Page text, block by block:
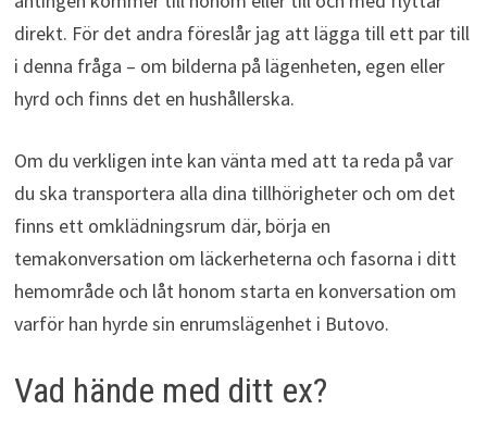
direkt. För det andra föreslår jag att lägga till ett par till
i denna fråga – om bilderna på lägenheten, egen eller
hyrd och finns det en hushållerska.
Om du verkligen inte kan vänta med att ta reda på var
du ska transportera alla dina tillhörigheter och om det
finns ett omklädningsrum där, börja en
temakonversation om läckerheterna och fasorna i ditt
hemområde och låt honom starta en konversation om
varför han hyrde sin enrumslägenhet i Butovo.
Vad hände med ditt ex?